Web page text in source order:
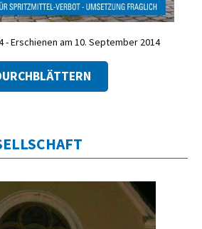
- Erschienen am 10. September 2014